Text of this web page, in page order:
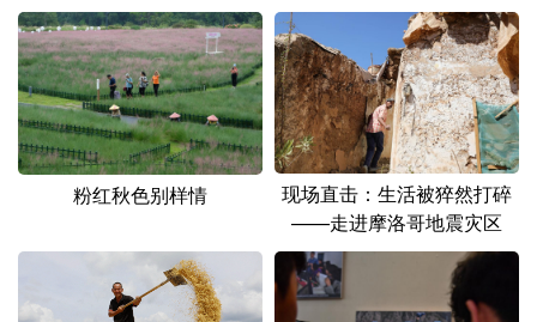
粉红秋色别样情
现场直击：生活被猝然打碎
——走进摩洛哥地震灾区